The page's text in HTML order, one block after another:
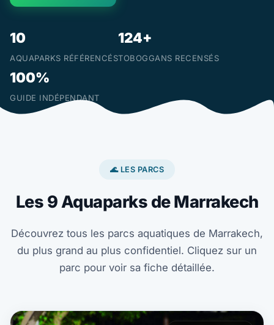
10
AQUAPARKS RÉFÉRENCÉS
124+
TOBOGGANS RECENSÉS
100%
GUIDE INDÉPENDANT
🌊 LES PARCS
Les 9 Aquaparks de Marrakech
Découvrez tous les parcs aquatiques de Marrakech,
du plus grand au plus confidentiel. Cliquez sur un
parc pour voir sa fiche détaillée.